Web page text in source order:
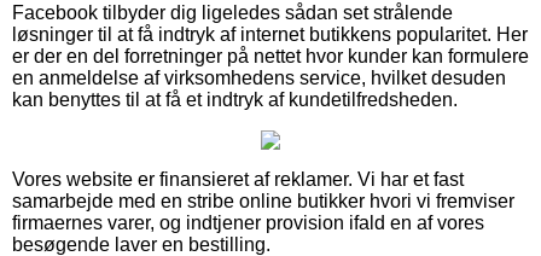
Facebook tilbyder dig ligeledes sådan set strålende
løsninger til at få indtryk af internet butikkens popularitet. Her
er der en del forretninger på nettet hvor kunder kan formulere
en anmeldelse af virksomhedens service, hvilket desuden
kan benyttes til at få et indtryk af kundetilfredsheden.
Vores website er finansieret af reklamer. Vi har et fast
samarbejde med en stribe online butikker hvori vi fremviser
firmaernes varer, og indtjener provision ifald en af vores
besøgende laver en bestilling.